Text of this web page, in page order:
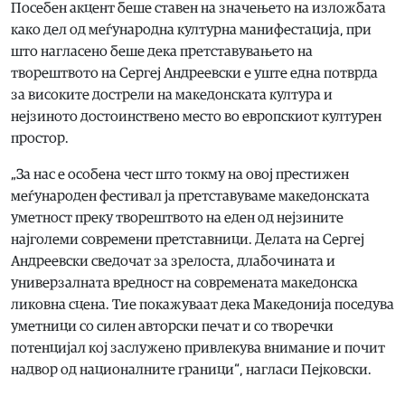
Посебен акцент беше ставен на значењето на изложбата
како дел од меѓународна културна манифестација, при
што нагласено беше дека претставувањето на
творештвото на Сергеј Андреевски е уште една потврда
за високите дострели на македонската култура и
нејзиното достоинствено место во европскиот културен
простор.
„За нас е особена чест што токму на овој престижен
меѓународен фестивал ја претставуваме македонската
уметност преку творештвото на еден од нејзините
најголеми современи претставници. Делата на Сергеј
Андреевски сведочат за зрелоста, длабочината и
универзалната вредност на современата македонска
ликовна сцена. Тие покажуваат дека Македонија поседува
уметници со силен авторски печат и со творечки
потенцијал кој заслужено привлекува внимание и почит
надвор од националните граници“, нагласи Пејковски.